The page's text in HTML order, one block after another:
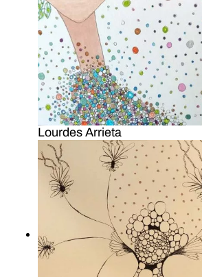
Lourdes Arrieta